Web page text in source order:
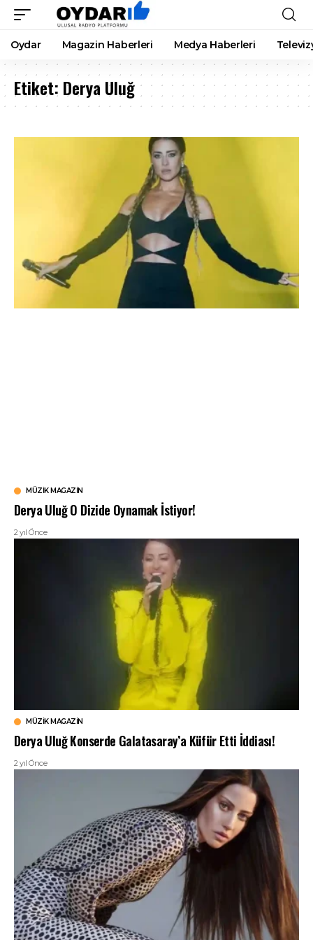
Oydar Magazin Haberleri Medya Haberleri
Etiket: Derya Uluğ
MÜZIK MAGAZIN
Derya Uluğ O Dizide Oynamak İstiyor!
2 yıl Önce
MÜZIK MAGAZIN
Derya Uluğ Konserde Galatasaray’a Küfür Etti İddiası!
2 yıl Önce